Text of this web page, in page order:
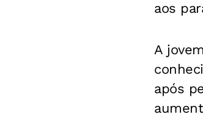
aos
A
após